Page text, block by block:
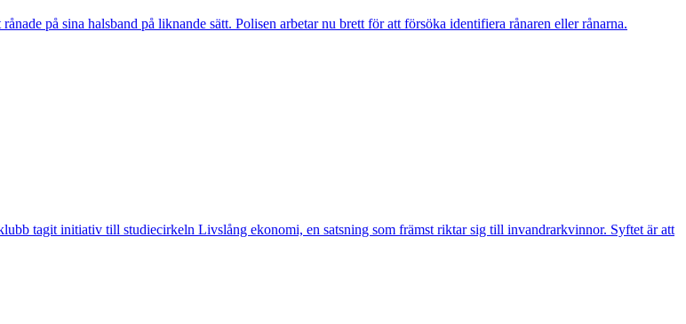
på sina halsband på liknande sätt. Polisen arbetar nu brett för att försöka identifiera rånaren eller rånarna.
tagit initiativ till studiecirkeln Livslång ekonomi, en satsning som främst riktar sig till invandrarkvinnor. Syftet är att